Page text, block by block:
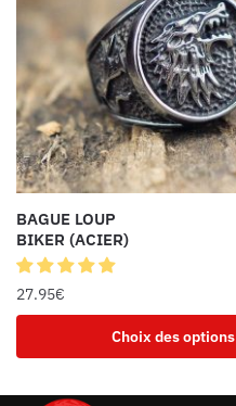
BAGUE LOUP
BIKER (ACIER)
27.95€
Choix des options